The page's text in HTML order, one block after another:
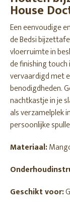
House
Een eenvoudige
de Bedsi
vloerruimte in
de finishing
vervaardigd met
benodigdheden.
nachtkastje in je
als verzamelplek
persoonlijke
Materiaal:
Geschikt voor: